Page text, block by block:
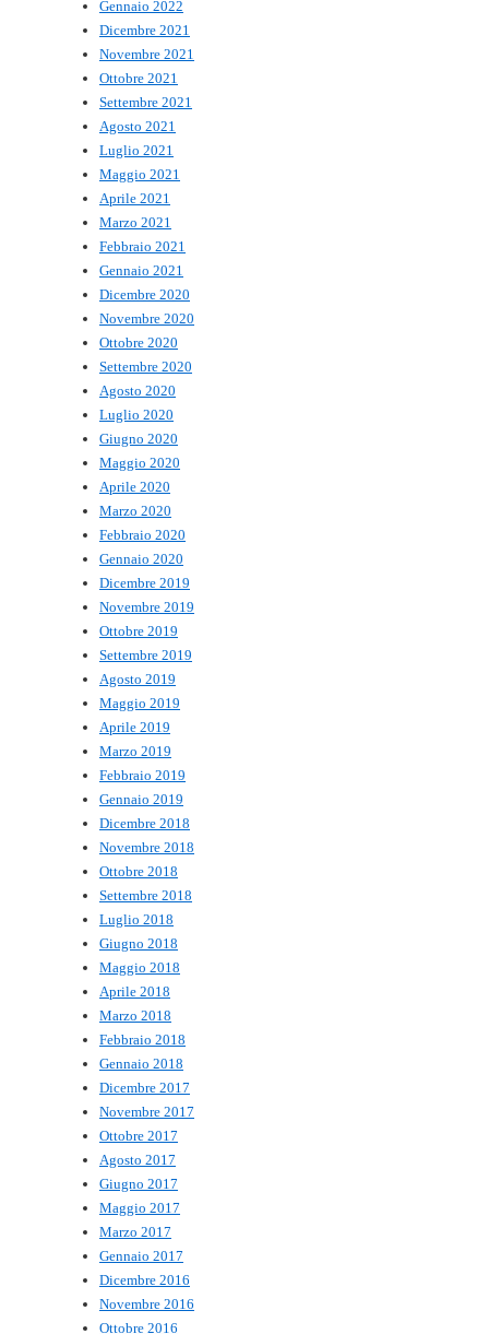
Gennaio 2022
Dicembre 2021
Novembre 2021
Ottobre 2021
Settembre 2021
Agosto 2021
Luglio 2021
Maggio 2021
Aprile 2021
Marzo 2021
Febbraio 2021
Gennaio 2021
Dicembre 2020
Novembre 2020
Ottobre 2020
Settembre 2020
Agosto 2020
Luglio 2020
Giugno 2020
Maggio 2020
Aprile 2020
Marzo 2020
Febbraio 2020
Gennaio 2020
Dicembre 2019
Novembre 2019
Ottobre 2019
Settembre 2019
Agosto 2019
Maggio 2019
Aprile 2019
Marzo 2019
Febbraio 2019
Gennaio 2019
Dicembre 2018
Novembre 2018
Ottobre 2018
Settembre 2018
Luglio 2018
Giugno 2018
Maggio 2018
Aprile 2018
Marzo 2018
Febbraio 2018
Gennaio 2018
Dicembre 2017
Novembre 2017
Ottobre 2017
Agosto 2017
Giugno 2017
Maggio 2017
Marzo 2017
Gennaio 2017
Dicembre 2016
Novembre 2016
Ottobre 2016